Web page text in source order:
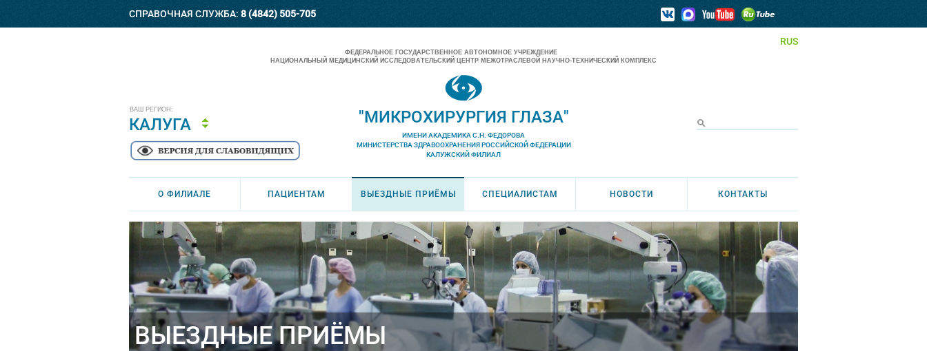
СПРАВОЧНАЯ СЛУЖБА: 8 (4842) 505-705
RUS
ВАШ РЕГИОН:
КАЛУГА
ФЕДЕРАЛЬНОЕ ГОСУДАРСТВЕННОЕ АВТОНОМНОЕ УЧРЕЖДЕНИЕ
НАЦИОНАЛЬНЫЙ МЕДИЦИНСКИЙ ИССЛЕДОВАТЕЛЬСКИЙ ЦЕНТР МЕЖОТРАСЛЕВОЙ НАУЧНО-ТЕХНИЧЕСКИЙ КОМПЛЕКС
"МИКРОХИРУРГИЯ ГЛАЗА"
ИМЕНИ АКАДЕМИКА С.Н. ФЕДОРОВА
МИНИСТЕРСТВА ЗДРАВООХРАНЕНИЯ РОССИЙСКОЙ ФЕДЕРАЦИИ
КАЛУЖСКИЙ ФИЛИАЛ
О ФИЛИАЛЕ ПАЦИЕНТАМ ВЫЕЗДНЫЕ ПРИЁМЫ СПЕЦИАЛИСТАМ НОВОСТИ КОНТАКТЫ
ВЫЕЗДНЫЕ ПРИЁМЫ